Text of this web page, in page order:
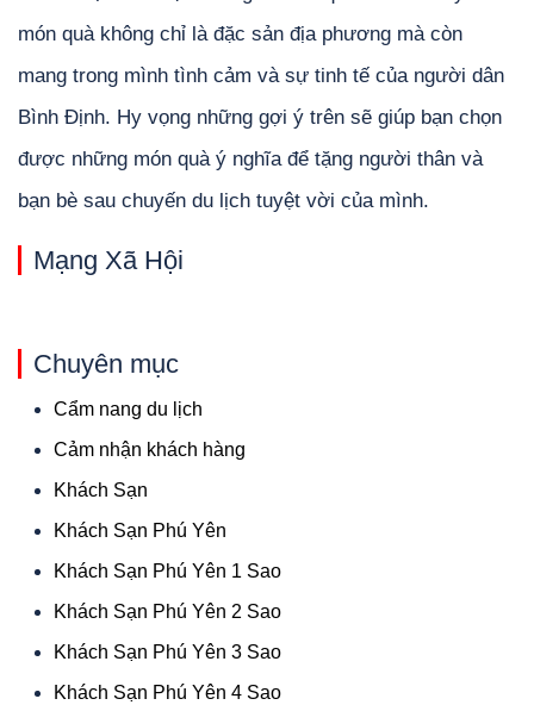
món quà không chỉ là đặc sản địa phương mà còn
mang trong mình tình cảm và sự tinh tế của người dân
Bình Định. Hy vọng những gợi ý trên sẽ giúp bạn chọn
được những món quà ý nghĩa để tặng người thân và
bạn bè sau chuyến du lịch tuyệt vời của mình.
Mạng Xã Hội
Chuyên mục
Cẩm nang du lịch
Cảm nhận khách hàng
Khách Sạn
Khách Sạn Phú Yên
Khách Sạn Phú Yên 1 Sao
Khách Sạn Phú Yên 2 Sao
Khách Sạn Phú Yên 3 Sao
Khách Sạn Phú Yên 4 Sao